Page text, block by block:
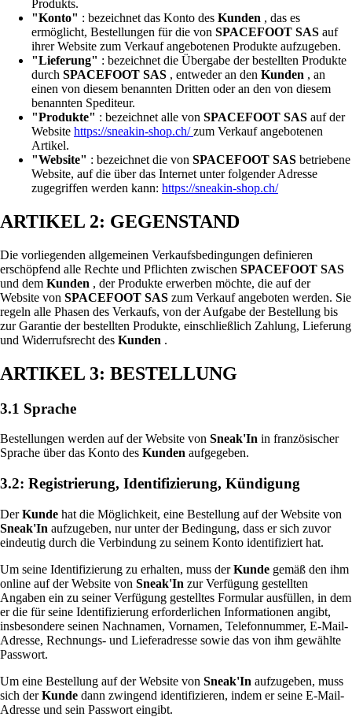
Produkts.
"Konto" : bezeichnet das Konto des Kunden , das es
ermöglicht, Bestellungen für die von SPACEFOOT SAS auf
ihrer Website zum Verkauf angebotenen Produkte aufzugeben.
"Lieferung" : bezeichnet die Übergabe der bestellten Produkte
durch SPACEFOOT SAS , entweder an den Kunden , an
einen von diesem benannten Dritten oder an den von diesem
benannten Spediteur.
"Produkte" : bezeichnet alle von SPACEFOOT SAS auf der
Website https://sneakin-shop.ch/zum Verkauf angebotenen
Artikel.
"Website" : bezeichnet die von SPACEFOOT SAS betriebene
Website, auf die über das Internet unter folgender Adresse
zugegriffen werden kann: https://sneakin-shop.ch/
ARTIKEL 2: GEGENSTAND
Die vorliegenden allgemeinen Verkaufsbedingungen definieren
erschöpfend alle Rechte und Pflichten zwischen SPACEFOOT SAS
und dem Kunden , der Produkte erwerben möchte, die auf der
Website von SPACEFOOT SAS zum Verkauf angeboten werden. Sie
regeln alle Phasen des Verkaufs, von der Aufgabe der Bestellung bis
zur Garantie der bestellten Produkte, einschließlich Zahlung, Lieferung
und Widerrufsrecht des Kunden .
ARTIKEL 3: BESTELLUNG
3.1 Sprache
Bestellungen werden auf der Website von Sneak'In in französischer
Sprache über das Konto des Kunden aufgegeben.
3.2: Registrierung, Identifizierung, Kündigung
DerKunde hat die Möglichkeit, eine Bestellung auf der Website von
Sneak'In aufzugeben, nur unter der Bedingung, dass er sich zuvor
eindeutig durch die Verbindung zu seinem Konto identifiziert hat.
Um seine Identifizierung zu erhalten, muss derKunde gemäß den ihm
online auf der Website von Sneak'In zur Verfügung gestellten
Angaben ein zu seiner Verfügung gestelltes Formular ausfüllen, in dem
er die für seine Identifizierung erforderlichen Informationen angibt,
insbesondere seinen Nachnamen, Vornamen, Telefonnummer, E-Mail-
Adresse, Rechnungs- und Lieferadresse sowie das von ihm gewählte
Passwort.
Um eine Bestellung auf der Website von Sneak'In aufzugeben, muss
sich derKunde dann zwingend identifizieren, indem er seine E-Mail-
Adresse und sein Passwort eingibt.